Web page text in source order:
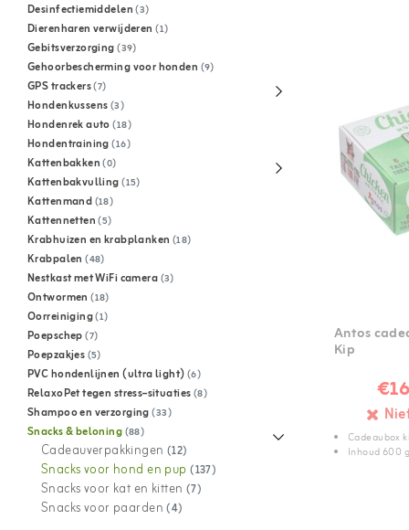
Desinfectiemiddelen(3)
Dierenharen verwijderen(1)
Gebitsverzorging(39)
Gehoorbescherming voor honden (9)
GPS trackers(7)
Hondenkussens(3)
Hondenrek auto(18)
Hondentraining(16)
Kattenbakken(0)
Kattenbakvulling(15)
Kattenmand(18)
Kattennetten(5)
Krabhuizen en krabplanken (18)
Krabpalen(48)
Nestkast met WiFi camera(3)
Ontwormen(18)
Oorreiniging(1)
Poepschep(7)
Poepzakjes(5)
PVC hondenlijnen (ultra light)(6)
RelaxoPet tegen stress–situaties(8)
Shampoo en verzorging(33)
Snacks & beloning(88)
Cadeauverpakkingen (12)
Snacks voor hond en pup(137)
Snacks voor kat en kitten (7)
Snacks voor paarden(4)
Antos
Kip
Cadeaubox
Inhoud 600